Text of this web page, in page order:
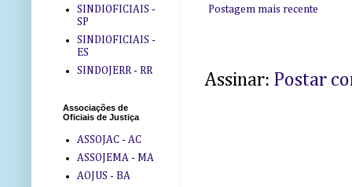
Postagem mais recente
Assinar: Postar
SINDIOFICIAIS -
SP
SINDIOFICIAIS -
ES
SINDOJERR - RR
Associações de
Oficiais de Justiça
ASSOJAC - AC
ASSOJEMA - MA
AOJUS - BA